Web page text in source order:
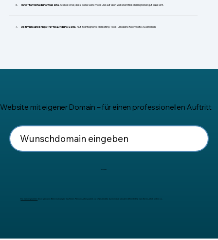
Veröffentliche deine Website. Stelle sicher, dass deine Seite mobil und auf allen weiteren Bildschirmgrößen gut aussieht.
Optimiere und bringe Traffic auf deine Seite. Nutze integrierte Marketing-Tools, um deine Reichweite zu erhöhen.
Website mit eigener Domain – für einen professionellen Auftritt
Suchen
Domain registrieren leicht gemacht: Beim erstmaligen Kauf eines Premium-Jahrespakets von Wix erhältst du eine neue benutzerdefinierte Domain für ein Jahr kostenlos.